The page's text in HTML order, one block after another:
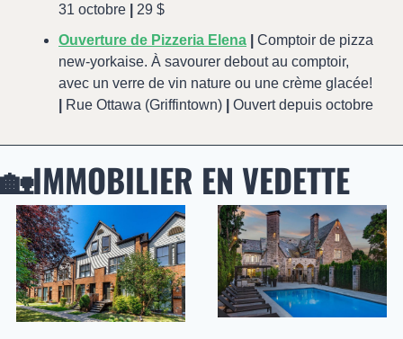
31 octobre
29 $
Ouverture de Pizzeria Elena
Comptoir de pizza
new-yorkaise. À savourer debout au comptoir,
Rue Ottawa (Griffintown) Ouvert depuis octobre
🏡IMMOBILIER EN VEDETTE